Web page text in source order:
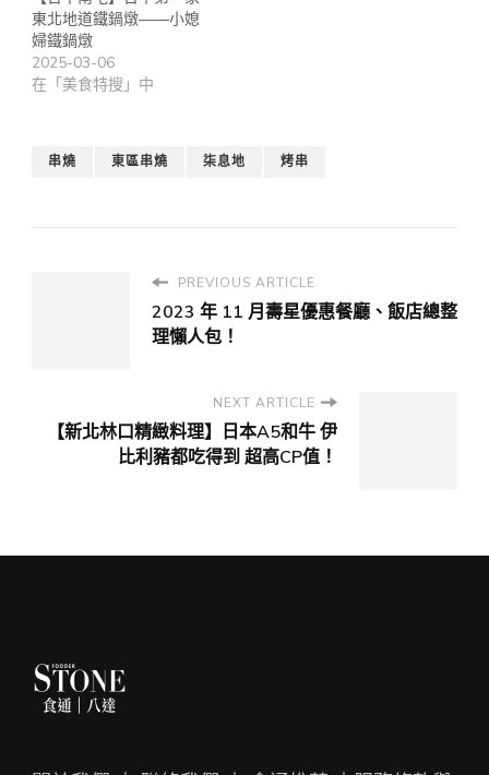
東北地道鐵鍋燉——小媳
婦鐵鍋燉
2025-03-06
在「美食特搜」中
串燒 東區串燒 柒息地 烤串
PREVIOUS ARTICLE
2023 年 11 月壽星優惠餐廳、飯店總整
理懶人包！
NEXT ARTICLE
【新北林口精緻料理】日本A5和牛 伊
比利豬都吃得到 超高CP值！